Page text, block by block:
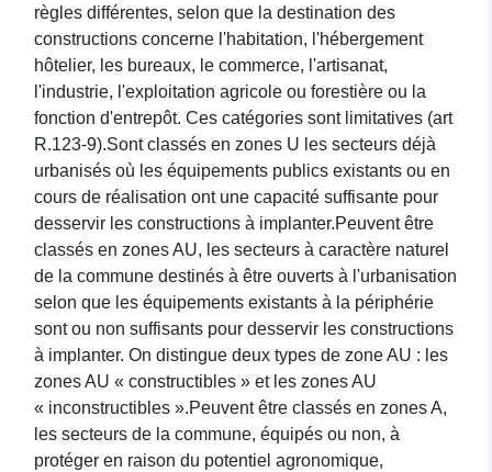
règles différentes, selon que la destination des
constructions concerne l'habitation, l'hébergement
hôtelier, les bureaux, le commerce, l'artisanat,
l'industrie, l'exploitation agricole ou forestière ou la
fonction d'entrepôt. Ces catégories sont limitatives (art
R.123-9).Sont classés en zones U les secteurs déjà
urbanisés où les équipements publics existants ou en
cours de réalisation ont une capacité suffisante pour
desservir les constructions à implanter.Peuvent être
classés en zones AU, les secteurs à caractère naturel
de la commune destinés à être ouverts à l'urbanisation
selon que les équipements existants à la périphérie
sont ou non suffisants pour desservir les constructions
à implanter. On distingue deux types de zone AU : les
zones AU « constructibles » et les zones AU
« inconstructibles ».Peuvent être classés en zones A,
les secteurs de la commune, équipés ou non, à
protéger en raison du potentiel agronomique,